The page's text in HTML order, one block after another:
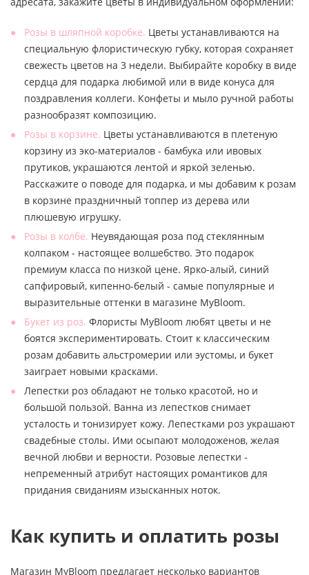
Розы в шляпной коробке. Цветы устанавливаются на
специальную флористическую губку, которая сохраняет
свежесть цветов на 3 недели. Выбирайте коробку в виде
сердца для подарка любимой или в виде конуса для
поздравления коллеги. Конфеты и мыло ручной работы
разнообразят композицию.
Розы в корзине. Цветы устанавливаются в плетеную
корзину из эко-материалов - бамбука или ивовых
прутиков, украшаются лентой и яркой зеленью.
Расскажите о поводе для подарка, и мы добавим к розам
в корзине праздничный топпер из дерева или
плюшевую игрушку.
Розы в колбе. Неувядающая роза под стеклянным
колпаком - настоящее волшебство. Это подарок
премиум класса по низкой цене. Ярко-алый, синий
сапфировый, кипенно-белый - самые популярные и
выразительные оттенки в магазине MyBloom.
Букет из роз. Флористы MyBloom любят цветы и не
боятся экспериментировать. Стоит к классическим
розам добавить альстромерии или эустомы, и букет
заиграет новыми красками.
Лепестки роз обладают не только красотой, но и
большой пользой. Ванна из лепестков снимает
усталость и тонизирует кожу. Лепестками роз украшают
свадебные столы. Ими осыпают молодоженов, желая
вечной любви и верности. Розовые лепестки -
непременный атрибут настоящих романтиков для
придания свиданиям изысканных ноток.
Как купить и оплатить розы
Магазин MyBloom предлагает несколько вариантов